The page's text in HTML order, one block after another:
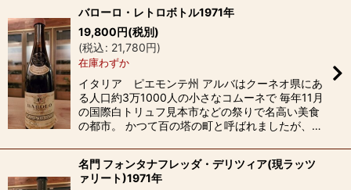
並び順
絞り込む
バローロ・レトロボトル1971年
19,800円(税別)
(税込: 21,780円)
在庫わずか
イタリア ピエモンテ州 アルバはクーネオ県にあ
る人口約3万1000人の小さなコムーネで 毎年11月
の国際白トリュフ見本市などの祭りで名高い美食
の都市。 かつて百の塔の町と呼ばれましたが、…
名門 フォンタナフレッダ・デリツィア(現ラッツ
ァリート)1971年